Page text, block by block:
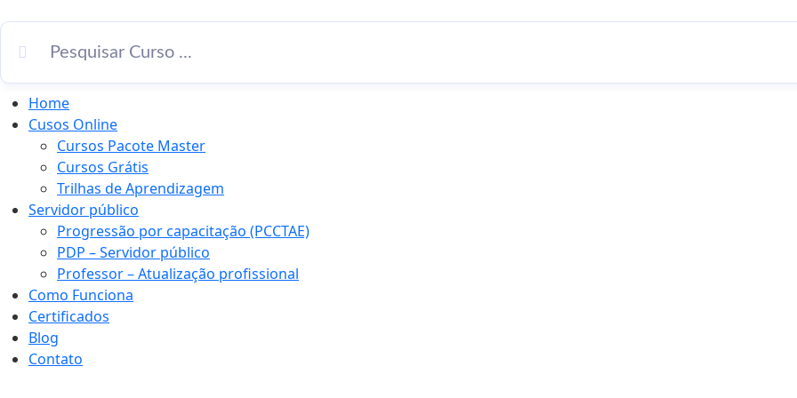
Home
Cusos Online
Cursos Pacote Master
Cursos Grátis
Trilhas de Aprendizagem
Servidor público
Progressão por capacitação (PCCTAE)
PDP – Servidor público
Professor – Atualização profissional
Como Funciona
Certificados
Blog
Contato